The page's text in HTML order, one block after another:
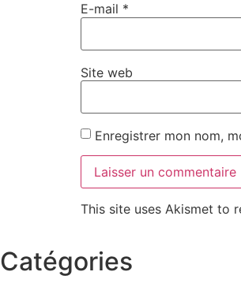
E-mail *
Site web
Enregistrer mon nom,
This site uses Akismet to
Catégories